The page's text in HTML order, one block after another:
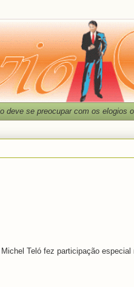
deve se preocupar com os
Teló fez participação especial